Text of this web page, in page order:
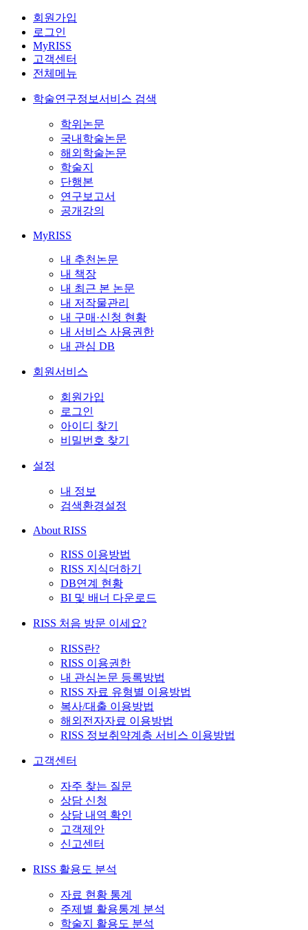
회원가입
로그인
MyRISS
고객센터
전체메뉴
학술연구정보서비스 검색
학위논문
국내학술논문
해외학술논문
학술지
단행본
연구보고서
공개강의
MyRISS
내 추천논문
내 책장
내 최근 본 논문
내 저작물관리
내 구매·신청 현황
내 서비스 사용권한
내 관심 DB
회원서비스
회원가입
로그인
아이디 찾기
비밀번호 찾기
설정
내 정보
검색환경설정
About RISS
RISS 이용방법
RISS 지식더하기
DB연계 현황
BI 및 배너 다운로드
RISS 처음 방문 이세요?
RISS란?
RISS 이용권한
내 관심논문 등록방법
RISS 자료 유형별 이용방법
복사/대출 이용방법
해외전자자료 이용방법
RISS 정보취약계층 서비스 이용방법
고객센터
자주 찾는 질문
상담 신청
상담 내역 확인
고객제안
신고센터
RISS 활용도 분석
자료 현황 통계
주제별 활용통계 분석
학술지 활용도 분석